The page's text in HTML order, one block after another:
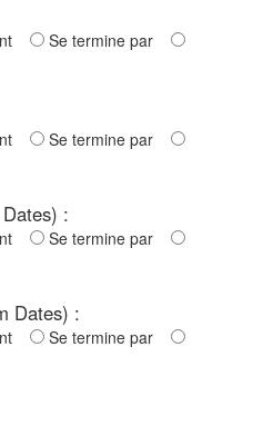
Se termine par
Se termine par
:
Se termine par
Dates) :
Se termine par